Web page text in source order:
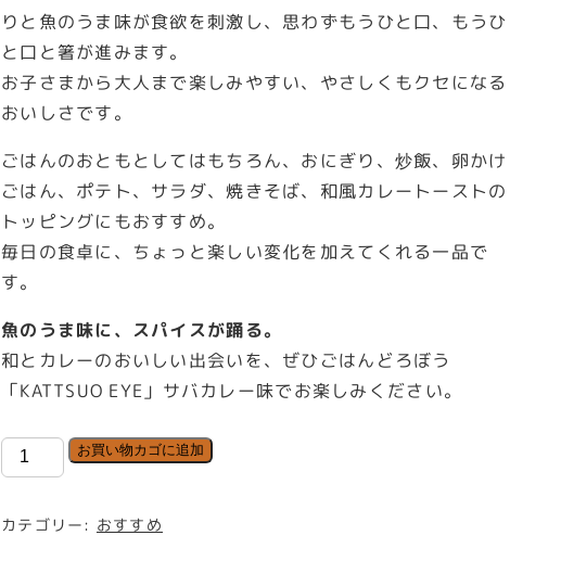
りと魚のうま味が食欲を刺激し、思わずもうひと口、もうひ
と口と箸が進みます。
お子さまから大人まで楽しみやすい、やさしくもクセになる
おいしさです。
ごはんのおともとしてはもちろん、おにぎり、炒飯、卵かけ
ごはん、ポテト、サラダ、焼きそば、和風カレートーストの
トッピングにもおすすめ。
毎日の食卓に、ちょっと楽しい変化を加えてくれる一品で
す。
魚のうま味に、スパイスが踊る。
和とカレーのおいしい出会いを、ぜひごはんどろぼう
「KATTSUO EYE」サバカレー味でお楽しみください。
は
お買い物カゴに追加
カテゴリー: おすすめ